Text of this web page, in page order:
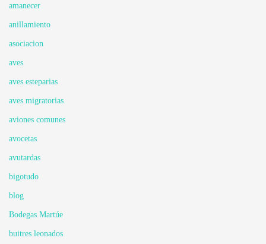
amanecer
anillamiento
asociacion
aves
aves esteparias
aves migratorias
aviones comunes
avocetas
avutardas
bigotudo
blog
Bodegas Martúe
buitres leonados